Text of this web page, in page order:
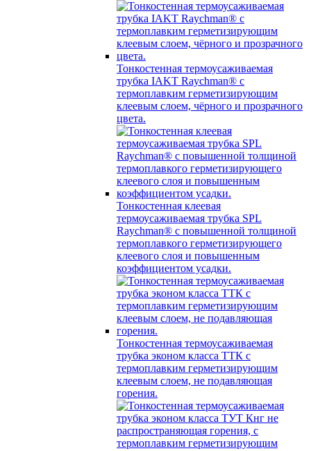
Тонкостенная термоусаживаемая
трубка IAKT Raychman® с
термоплавким герметизирующим
клеевым слоем, чёрного и прозрачного
цвета.
Тонкостенная клеевая
термоусаживаемая трубка SPL
Raychman® с повышенной толщиной
термоплавкого герметизирующего
клеевого слоя и повышенным
коэффициентом усадки.
Тонкостенная термоусаживаемая
трубка эконом класса ТТК с
термоплавким герметизирующим
клеевым слоем, не подавляющая
горения.